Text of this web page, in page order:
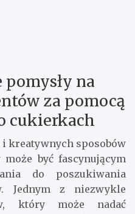
na
za pomocą
cukierkach
kreatywnych sposobów
być fascynującym
do poszukiwania
Jednym z niezwykle
który może nadać